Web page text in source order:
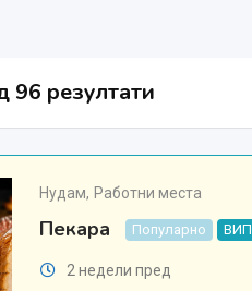
резултати
Нудам, Работни места
Пекара Популарно ВИП
2 недели пред